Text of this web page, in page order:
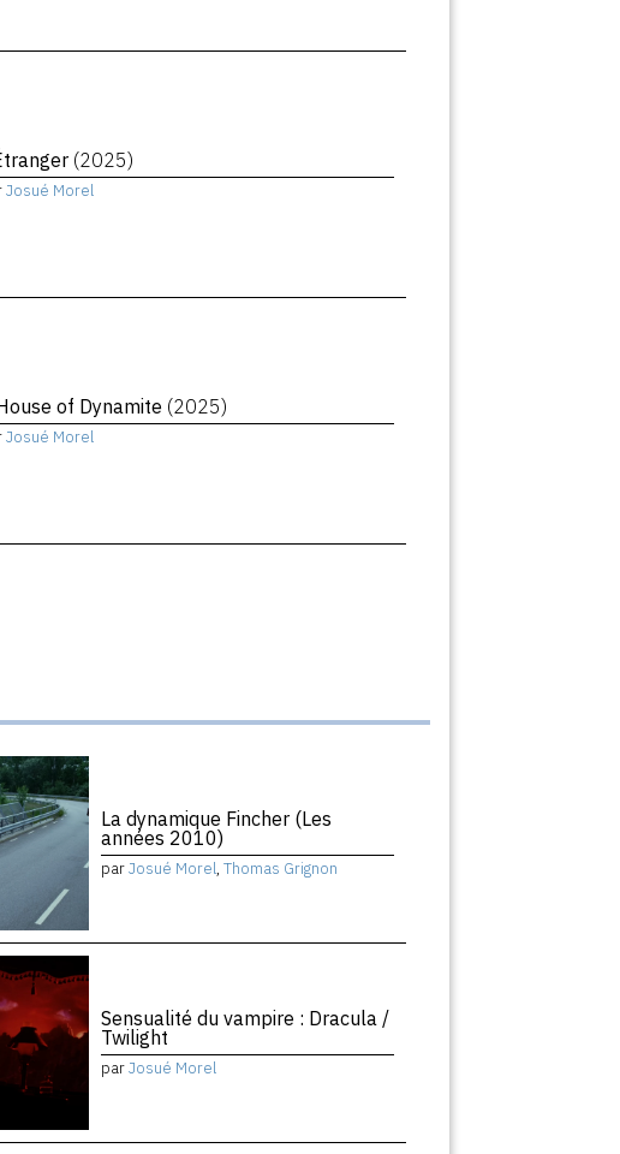
(2025)
Josué Morel
of Dynamite (2025)
Josué Morel
La dynamique Fincher (Les
années 2010)
parJosué Morel, Thomas Grignon
Sensualité du vampire : Dracula /
Twilight
parJosué Morel